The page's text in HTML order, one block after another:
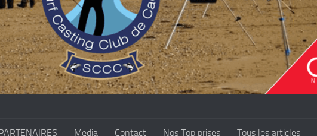
Media Contact Nos Top prises Tous les articles